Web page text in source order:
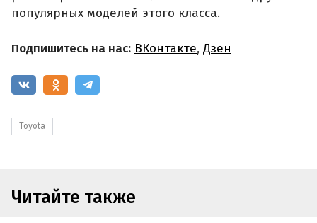
популярных моделей этого класса.
Подпишитесь на нас: ВКонтакте, Дзен
Toyota
Читайте также